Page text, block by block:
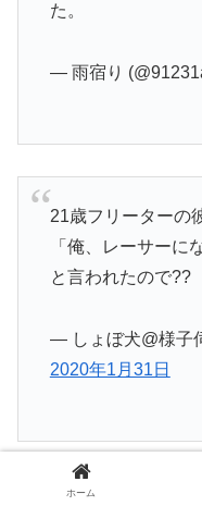
た。
— 雨宿り
21歳フリーターの
「俺、レーサーに
と言われたので??
— しょぼ犬@様子
2020年1月31日
ホーム